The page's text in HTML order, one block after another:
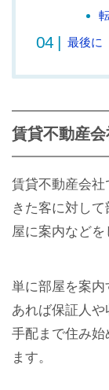
最後に
賃貸不動産
賃貸不動産会
きた客に対し
屋に案内などを
単に部屋を案
あれば保証人
手配まで住み始
ます。